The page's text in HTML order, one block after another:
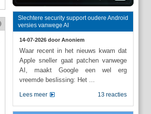
Slechtere security support oudere Android
versies vanwege AI
14-07-2026 door Anoniem
Waar recent in het nieuws kwam dat
Apple sneller gaat patchen vanwege
AI, maakt Google een wel erg
vreemde beslissing: Het ...
13 reacties
Lees meer